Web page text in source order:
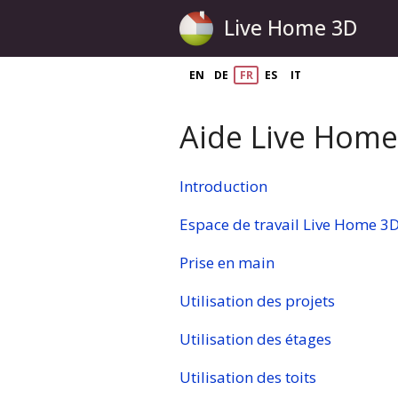
Live Home 3D
EN DE FR ES IT
Aide Live
Introduction
Espace de travail Live Home
Prise en main
Utilisation des projets
Utilisation des étages
Utilisation des toits